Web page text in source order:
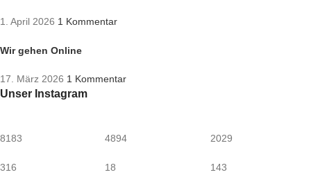
1. April 2026 1 Kommentar
Wir gehen Online
17. März 2026 1 Kommentar
Unser Instagram
8183
316
4894
18
2029
143